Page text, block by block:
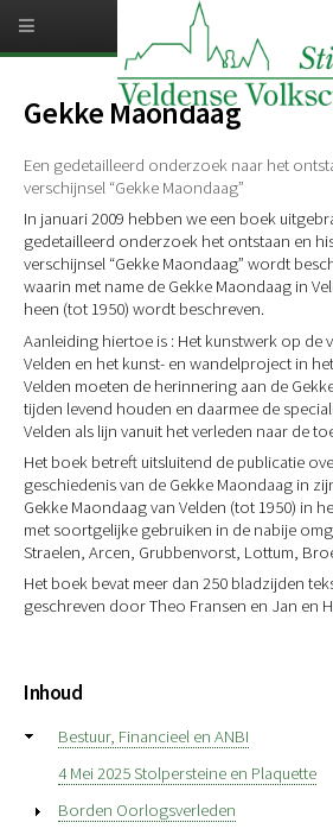
naar
inhoud
gaanGekke Maondaag
Een gedetailleerd onderzoek naar het
verschijnsel “Gekke Maondaag”
In januari 2009 hebben we een boek
gedetailleerd onderzoek het ontstaan en
verschijnsel “Gekke Maondaag” wordt
waarin met name de Gekke Maondaag in
heen (tot 1950) wordt beschreven.
Aanleiding hiertoe is : Het kunstwerk op de
Velden en het kunst- en wandelproject in
Velden moeten de herinnering aan de
tijden levend houden en daarmee de
Velden als lijn vanuit het verleden naar de
Het boek betreft uitsluitend de publicatie
geschiedenis van de Gekke Maondaag in
Gekke Maondaag van Velden (tot 1950) in
met soortgelijke gebruiken in de nabije
Straelen, Arcen, Grubbenvorst, Lottum,
Het boek bevat meer dan 250 bladzijden
geschreven door Theo Fransen en Jan en
Inhoud
Bestuur, Financieel en ANBI
4 Mei 2025 Stolpersteine en Plaquette
Borden Oorlogsverleden